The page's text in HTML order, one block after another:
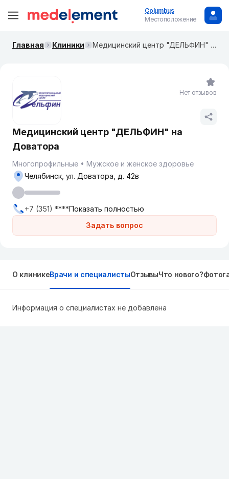
Columbus
Местоположение
Главная Клиники Медицинский центр "ДЕЛЬФИН" на Доватора
Медицинский центр "ДЕЛЬФИН" на
Доватора
Многопрофильные Мужское и женское здоровье
Задать вопрос
Челябинск, ул. Доватора, д. 42в
+7 (351) ****Показать полностью
Нет отзывов
О клиникеВрачи и специалистыОтзывыЧто нового?
Информация о специалистах не добавлена